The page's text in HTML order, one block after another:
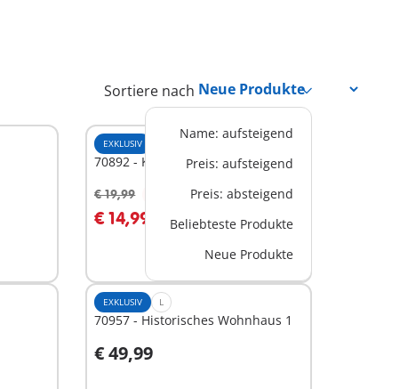
Sortiere nach
Name: aufsteigend
Preis: aufsteigend
Preis: absteigend
Beliebteste Produkte
Neue Produkte
EXKLUSIV
70892 - Kinderzimmer
€ 19,99
€ 14,99
EXKLUSIV L
70957 - Historisches Wohnhaus 1
€ 49,99
In den Warenkorb